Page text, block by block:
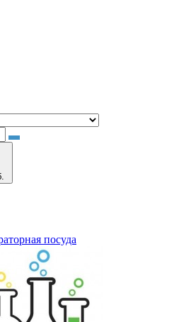
посуда